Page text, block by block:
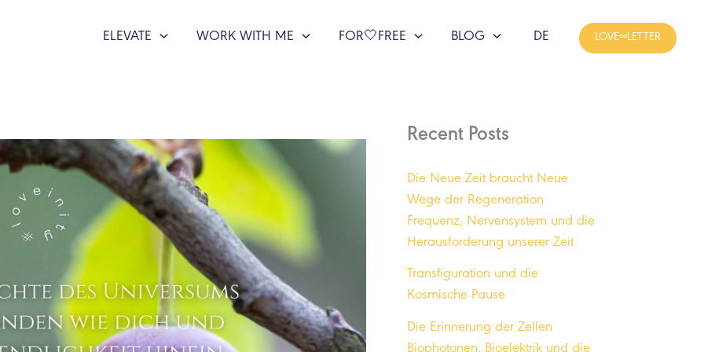
ELEVATE WORK WITH ME FOR🤍FREE BLOG DE LOVE∞LETTER
Recent Posts
Die Neue Zeit braucht Neue
Wege der Regeneration
Frequenz, Nervensystem und die
Herausforderung unserer Zeit
Transfiguration und die
Kosmische Pause
Die Erinnerung der Zellen